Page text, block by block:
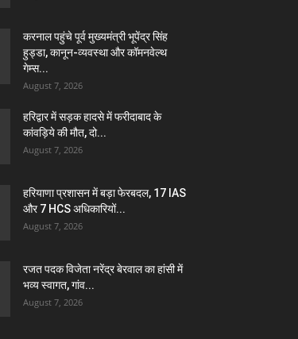
करनाल पहुंचे पूर्व मुख्यमंत्री भूपेंद्र सिंह
हुड्डा, कानून-व्यवस्था और कॉमनवेल्थ
गेम्स...
August 7, 2026
हरिद्वार में सड़क हादसे में फरीदाबाद के
कांवड़िये की मौत, दो...
August 7, 2026
हरियाणा प्रशासन में बड़ा फेरबदल, 17 IAS
और 7 HCS अधिकारियों...
August 7, 2026
रजत पदक विजेता नरेंद्र बेरवाल का हांसी में
भव्य स्वागत, गांव...
August 7, 2026